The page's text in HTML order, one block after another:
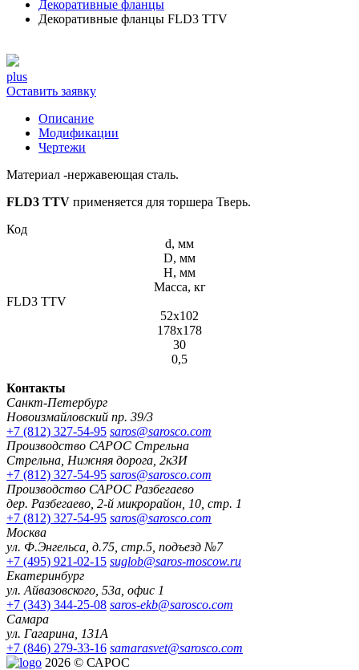
Декоративные фланцы
Декоративные фланцы FLD3 TTV
plus
Оставить заявку
Описание
Модификации
Чертежи
Материал -нержавеющая сталь.
FLD3 TTV применяется для торшера Тверь.
Код
d, мм
D, мм
H, мм
Масса, кг
FLD3 TTV
52х102
178х178
30
0,5
Контакты
Санкт-Петербург
Новоизмайловский пр. 39/3
+7 (812) 327-54-95 saros@sarosco.com
Производство САРОС Стрельна
Стрельна, Нижняя дорога, 2к3И
+7 (812) 327-54-95 saros@sarosco.com
Производство САРОС Разбегаево
дер. Разбегаево, 2-й микрорайон, 10, стр. 1
+7 (812) 327-54-95 saros@sarosco.com
Москва
ул. Ф.Энгельса, д.75, стр.5, подъезд №7
+7 (495) 921-02-15 suglob@saros-moscow.ru
Екатеринбург
ул. Айвазовского, 53а, офис 1
+7 (343) 344-25-08 saros-ekb@sarosco.com
Самара
ул. Гагарина, 131А
+7 (846) 279-33-16 samarasvet@sarosco.com
2026 © САРОС